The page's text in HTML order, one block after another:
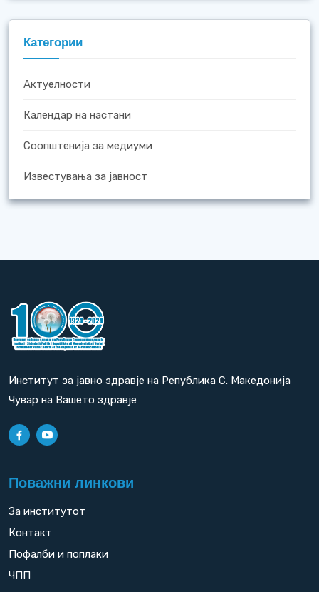
Категории
Актуелности
Календар на настани
Соопштенија за медиуми
Известувања за јавност
Институт за јавно здравје на Република С. Македонија
Чувар на Вашето здравје
Поважни линкови
За институтот
Контакт
Пофалби и поплаки
ЧПП